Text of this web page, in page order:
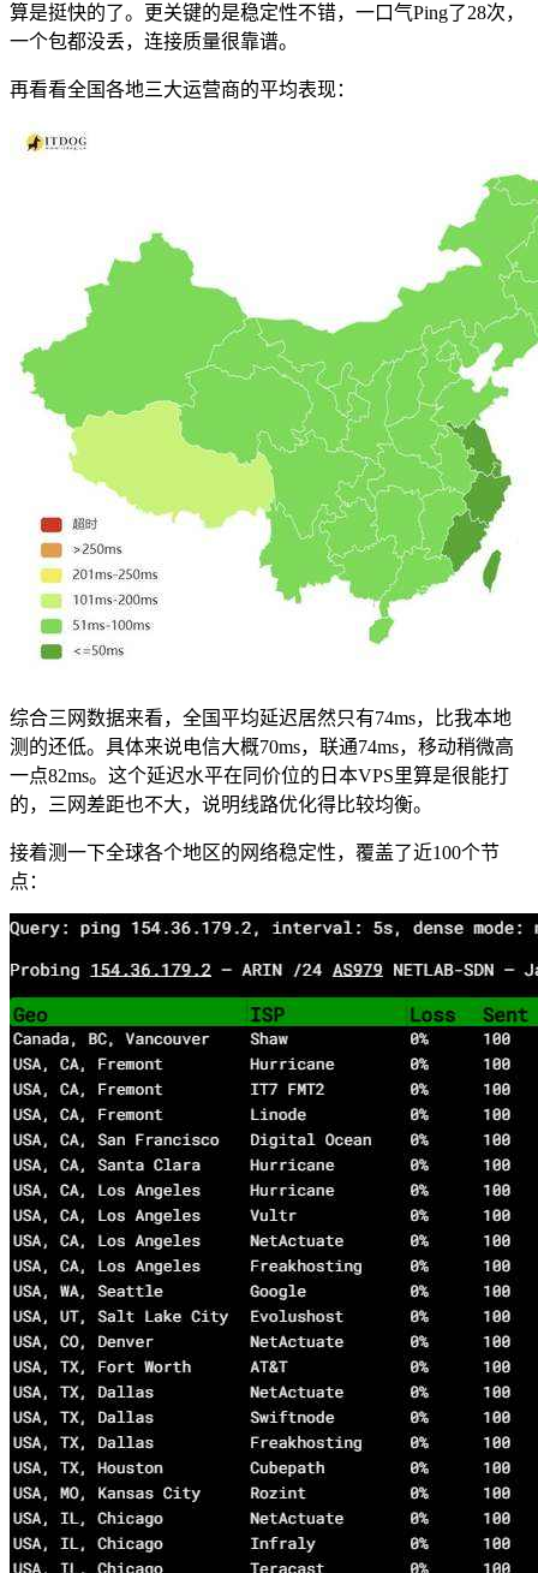
算是挺快的了。更关键的是稳定性不错，一口气Ping了28次，
一个包都没丢，连接质量很靠谱。
再看看全国各地三大运营商的平均表现：
综合三网数据来看，全国平均延迟居然只有74ms，比我本地
测的还低。具体来说电信大概70ms，联通74ms，移动稍微高
一点82ms。这个延迟水平在同价位的日本VPS里算是很能打
的，三网差距也不大，说明线路优化得比较均衡。
接着测一下全球各个地区的网络稳定性，覆盖了近100个节
点：